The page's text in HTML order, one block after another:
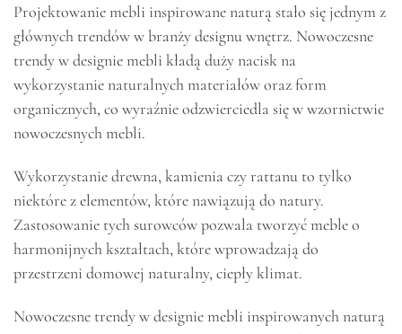
Projektowanie mebli inspirowane naturą stało się jednym z
głównych trendów w branży designu wnętrz. Nowoczesne
trendy w designie mebli kładą duży nacisk na
wykorzystanie naturalnych materiałów oraz form
organicznych, co wyraźnie odzwierciedla się w wzornictwie
nowoczesnych mebli.
Wykorzystanie drewna, kamienia czy rattanu to tylko
niektóre z elementów, które nawiązują do natury.
Zastosowanie tych surowców pozwala tworzyć meble o
harmonijnych kształtach, które wprowadzają do
przestrzeni domowej naturalny, ciepły klimat.
Nowoczesne trendy w designie mebli inspirowanych naturą